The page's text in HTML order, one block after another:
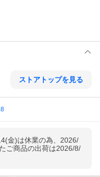
ストアトップを見る
金)は休業の為、2026/
ご商品の出荷は2026/8/